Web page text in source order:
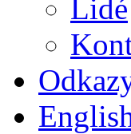
Lidé